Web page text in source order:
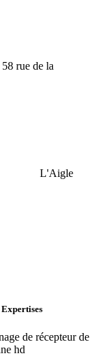
58 rue de la
L'Aigle
Expertises
de récepteur de
hd